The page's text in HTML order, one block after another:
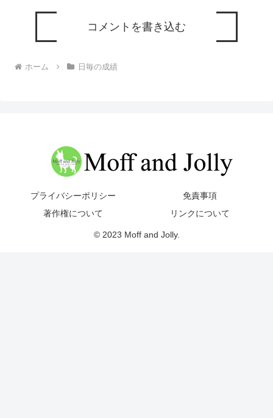
コメントを書き込む
ホーム 日毎の成績
プライバシーポリシー
免責事項
著作権について
リンクについて
© 2023 Moff and Jolly.